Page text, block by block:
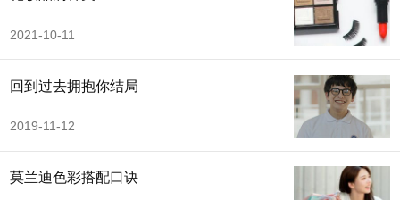
2021-10-11
回到过去拥抱你结局
2019-11-12
莫兰迪色彩搭配口诀